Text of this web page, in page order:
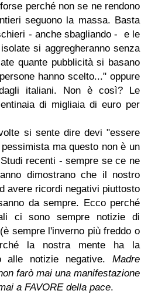
perché non se ne rendono
seguono la massa. Basta
- anche sbagliando - e le
si aggregheranno senza
quante pubblicità si basano
hanno scelto..." oppure
italiani. Non è così? Le
di migliaia di euro per
si sente dire devi "essere
ma questo non è un
recenti - sempre se ce ne
dimostrano che il nostro
avere ricordi negativi piuttosto
da sempre. Ecco perché
ci sono sempre notizie di
sempre l'inverno più freddo o
la nostra mente ha la
alle notizie negative. Madre
farò mai una manifestazione
a FAVORE della pace.